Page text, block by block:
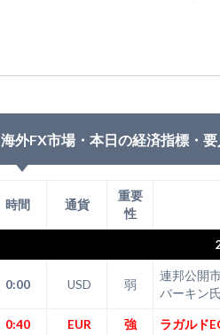
海外FX市場・本日の経済指標・
時間 通貨
重要
性
0:00 USD 弱
連邦公開
バーキン
0:40 EUR 強 ラガルド